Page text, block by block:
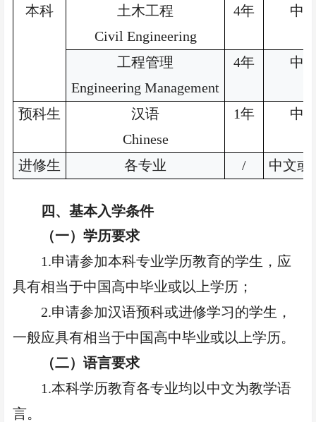
本科
土木工程
Civil Engineering
4年 中
工程管理
Engineering Management
4年 中
预科生
汉语
Chinese
1年 中
进修生 各专业 / 中文或
四、基本入学条件
（一）学历要求
1.申请参加本科专业学历教育的学生，应
具有相当于中国高中毕业或以上学历；
2.申请参加汉语预科或进修学习的学生，
一般应具有相当于中国高中毕业或以上学历。
（二）语言要求
1.本科学历教育各专业均以中文为教学语
言。